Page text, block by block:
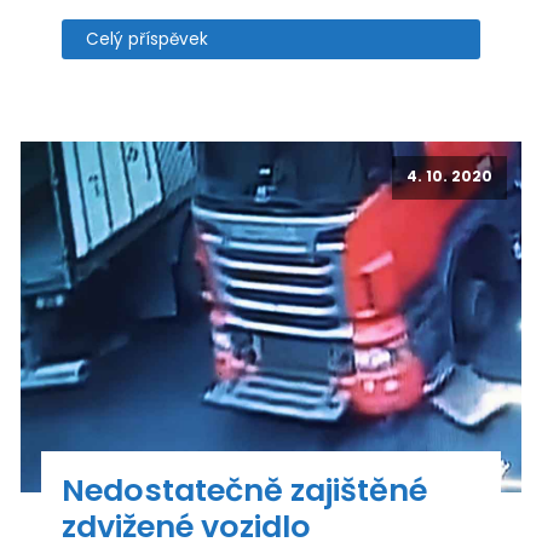
Celý příspěvek
4. 10. 2020
Nedostatečně zajištěné
zdvižené vozidlo